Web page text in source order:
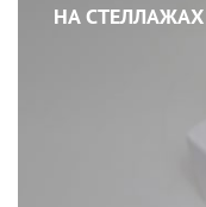
НА СТЕЛЛАЖАХ